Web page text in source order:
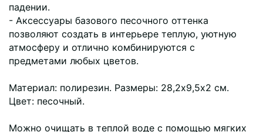
падении.
- Аксессуары базового песочного оттенка
позволяют создать в интерьере теплую, уютную
атмосферу и отлично комбинируются с
предметами любых цветов.
Материал: полирезин. Размеры: 28,2х9,5х2 см.
Цвет: песочный.
Можно очищать в теплой воде с помощью мягких